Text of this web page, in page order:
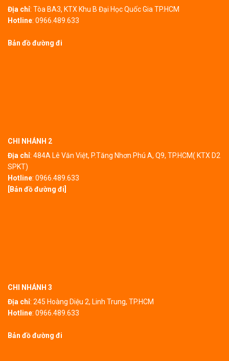
Địa chỉ: Tòa BA3, KTX Khu B Đại Học Quốc Gia TP.HCM
Hotline: 0966.489.633
Bản đồ đường đi
CHI NHÁNH 2
Địa chỉ: 484A Lê Văn Việt, P.Tăng Nhơn Phú A, Q9, TP.HCM( KTX D2
SPKT)
Hotline: 0966.489.633
[Bản đồ đường đi]
CHI NHÁNH 3
Địa chỉ: 245 Hoàng Diệu 2, Linh Trung, TP.HCM
Hotline: 0966.489.633
Bản đồ đường đi